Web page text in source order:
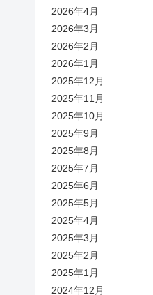
2026年4月
2026年3月
2026年2月
2026年1月
2025年12月
2025年11月
2025年10月
2025年9月
2025年8月
2025年7月
2025年6月
2025年5月
2025年4月
2025年3月
2025年2月
2025年1月
2024年12月